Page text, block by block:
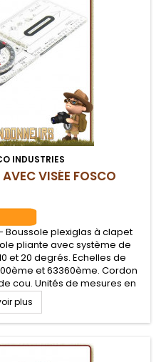
INDUSTRIES
VISÉE FOSCO
Boussole plexiglas à clapet
pliante avec système de
et 20 degrés. Echelles de
et 63360ème. Cordon
cou. Unités de mesures en
8 inch.
plus